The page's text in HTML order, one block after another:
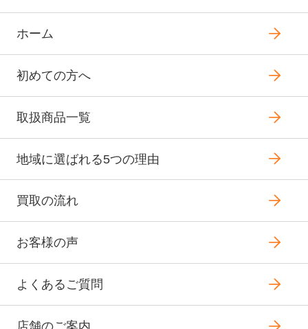
ホーム
初めての方へ
取扱商品一覧
地域に選ばれる5つの理由
買取の流れ
お客様の声
よくあるご質問
店舗のご案内